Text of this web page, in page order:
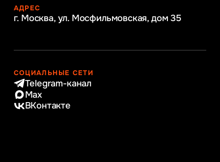
АДРЕС
г. Москва, ул. Мосфильмовская, дом 35
СОЦИАЛЬНЫЕ СЕТИ
Telegram-канал
Max
ВКонтакте